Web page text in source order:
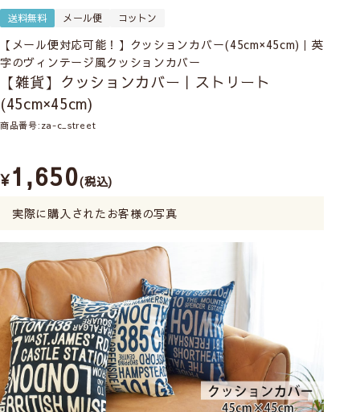
送料無料 メール便 コットン
【メール便対応可能！】クッションカバー(45cm×45cm)｜英
字のヴィンテージ風クッションカバー
【雑貨】クッションカバー｜ストリート
(45cm×45cm)
商品番号 za-c_street
¥1,650 税込
実際に購入されたお客様の写真